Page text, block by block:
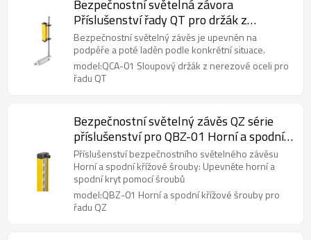
Bezpečnostní světelná závora
Příslušenství řady QT pro držák z
nerezové oceli QCA-01 Sloup
Bezpečnostní světelný závěs je upevněn na
podpěře a poté laděn podle konkrétní situace.
model:QCA-01 Sloupový držák z nerezové oceli pro
řadu QT
Bezpečnostní světelný závěs QZ série
příslušenství pro QBZ-01 Horní a spodní
křížové šrouby
Příslušenství bezpečnostního světelného závěsu
Horní a spodní křížové šrouby: Upevněte horní a
spodní kryt pomocí šroubů
model:QBZ-01 Horní a spodní křížové šrouby pro
řadu QZ